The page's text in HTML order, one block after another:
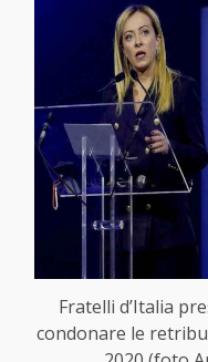
Fratelli d’Italia
condonare le